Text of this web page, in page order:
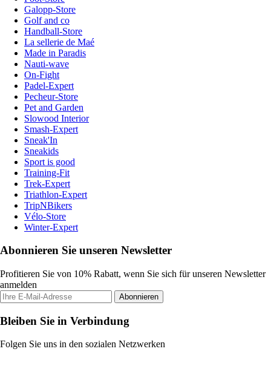
Galopp-Store
Golf and co
Handball-Store
La sellerie de Maé
Made in Paradis
Nauti-wave
On-Fight
Padel-Expert
Pecheur-Store
Pet and Garden
Slowood Interior
Smash-Expert
Sneak'In
Sneakids
Sport is good
Training-Fit
Trek-Expert
Triathlon-Expert
TripNBikers
Vélo-Store
Winter-Expert
Abonnieren Sie unseren Newsletter
Profitieren Sie von 10% Rabatt, wenn Sie sich für unseren Newsletter
anmelden
Abonnieren
Bleiben Sie in Verbindung
Folgen Sie uns in den sozialen Netzwerken